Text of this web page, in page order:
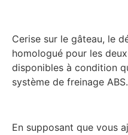
Cerise sur le gâteau, le
homologué pour les
disponibles à condition
système de freinage ABS.
En supposant que vous